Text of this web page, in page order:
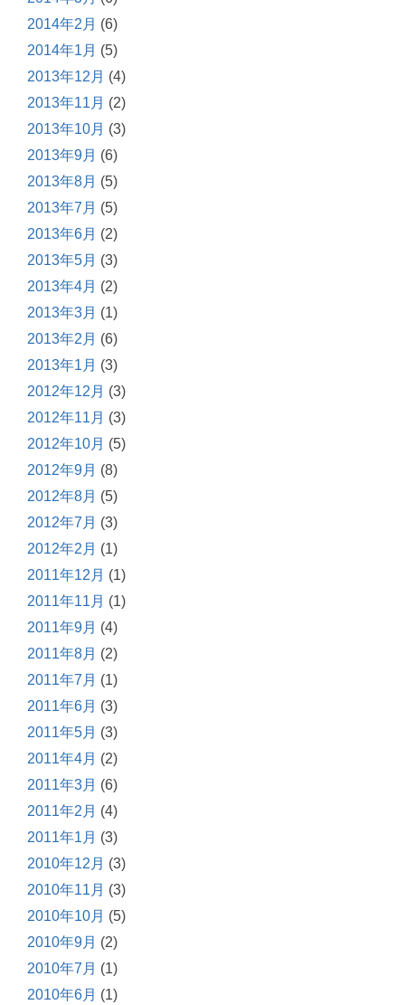
2014年2月 (6)
2014年1月 (5)
2013年12月 (4)
2013年11月 (2)
2013年10月 (3)
2013年9月 (6)
2013年8月 (5)
2013年7月 (5)
2013年6月 (2)
2013年5月 (3)
2013年4月 (2)
2013年3月 (1)
2013年2月 (6)
2013年1月 (3)
2012年12月 (3)
2012年11月 (3)
2012年10月 (5)
2012年9月 (8)
2012年8月 (5)
2012年7月 (3)
2012年2月 (1)
2011年12月 (1)
2011年11月 (1)
2011年9月 (4)
2011年8月 (2)
2011年7月 (1)
2011年6月 (3)
2011年5月 (3)
2011年4月 (2)
2011年3月 (6)
2011年2月 (4)
2011年1月 (3)
2010年12月 (3)
2010年11月 (3)
2010年10月 (5)
2010年9月 (2)
2010年7月 (1)
2010年6月 (1)